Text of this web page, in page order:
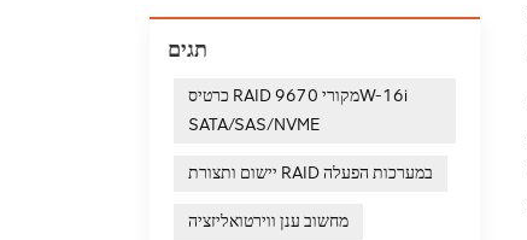
תגים
כרטיס RAID מקורי 9670W-16i
SATA/SAS/NVME
יישום ותצורת RAID במערכות הפעלה
מחשוב ענן ווירטואליזציה